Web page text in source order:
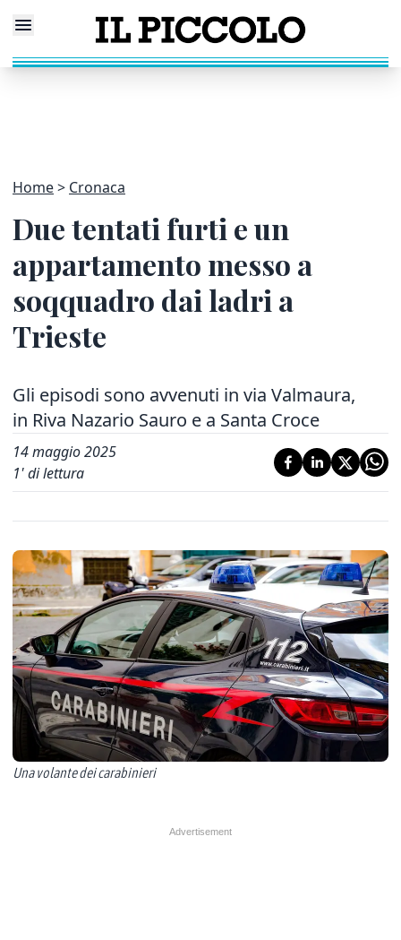
Home Cronaca
Due tentati furti e un
appartamento messo a
soqquadro dai ladri a
Trieste
Gli episodi sono avvenuti in via Valmaura,
in Riva Nazario Sauro e a Santa Croce
14 maggio 2025
1' di lettura
Una volante dei carabinieri